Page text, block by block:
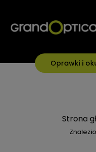
Oprawki i
Strona